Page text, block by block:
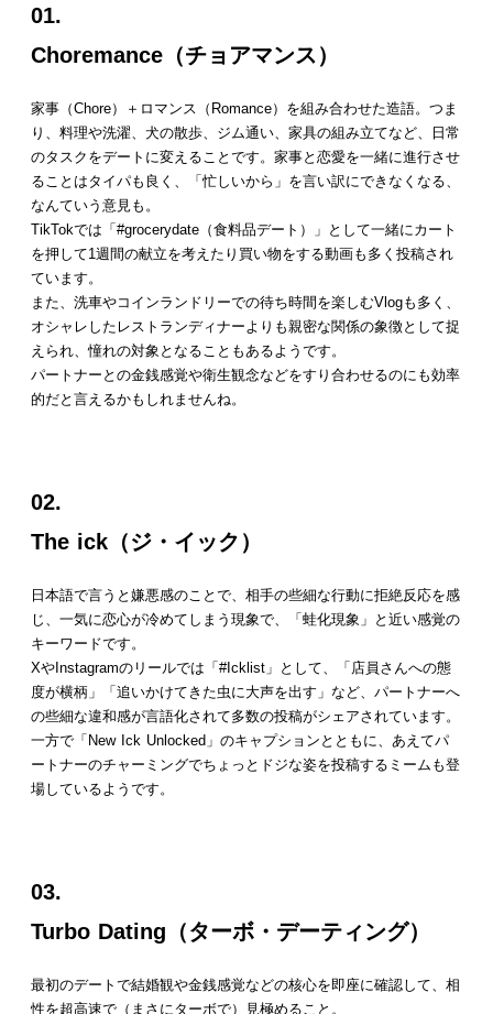
01.
Choremance（チョアマンス）
家事（Chore）＋ロマンス（Romance）を組み合わせた造語。つま
り、料理や洗濯、犬の散歩、ジム通い、家具の組み立てなど、日常
のタスクをデートに変えることです。家事と恋愛を一緒に進行させ
ることはタイパも良く、「忙しいから」を言い訳にできなくなる、
なんていう意見も。
TikTokでは「#grocerydate（食料品デート）」として一緒にカート
を押して1週間の献立を考えたり買い物をする動画も多く投稿され
ています。
また、洗車やコインランドリーでの待ち時間を楽しむVlogも多く、
オシャレしたレストランディナーよりも親密な関係の象徴として捉
えられ、憧れの対象となることもあるようです。
パートナーとの金銭感覚や衛生観念などをすり合わせるのにも効率
的だと言えるかもしれませんね。
02.
The ick（ジ・イック）
日本語で言うと嫌悪感のことで、相手の些細な行動に拒絶反応を感
じ、一気に恋心が冷めてしまう現象で、「蛙化現象」と近い感覚の
キーワードです。
XやInstagramのリールでは「#Icklist」として、「店員さんへの態
度が横柄」「追いかけてきた虫に大声を出す」など、パートナーへ
の些細な違和感が言語化されて多数の投稿がシェアされています。
一方で「New Ick Unlocked」のキャプションとともに、あえてパ
ートナーのチャーミングでちょっとドジな姿を投稿するミームも登
場しているようです。
03.
Turbo Dating（ターボ・デーティング）
最初のデートで結婚観や金銭感覚などの核心を即座に確認して、相
性を超高速で（まさにターボで）見極めること。